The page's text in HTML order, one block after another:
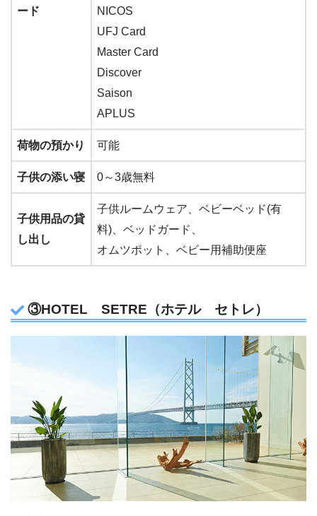
ード
NICOS
UFJ Card
Master Card
Discover
Saison
APLUS
荷物の預かり 可能
子供の添い寝 0～3歳無料
子供用品の貸
し出し
子供ルームウェア、ベビーベッド(有
料)、ベッドガード、
オムツポット、ベビー用補助便座
③HOTEL SETRE（ホテル セトレ）